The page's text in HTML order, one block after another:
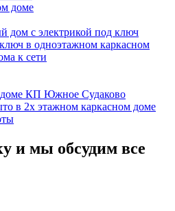
дом с электрикой под ключ
в одноэтажном каркасном
к сети
доме КП Южное Судаково
в 2х этажном каркасном доме
и мы обсудим все